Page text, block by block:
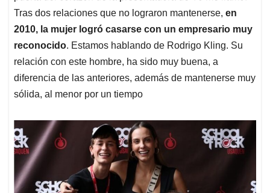
Tras dos relaciones que no lograron mantenerse, en
2010, la mujer logró casarse con un empresario muy
reconocido. Estamos hablando de Rodrigo Kling. Su
relación con este hombre, ha sido muy buena, a
diferencia de las anteriores, además de mantenerse muy
sólida, al menor por un tiempo